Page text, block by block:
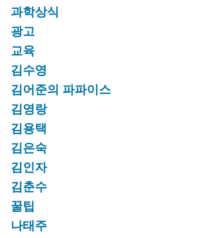
과학상식
광고
교육
김수영
김어준의 파파이스
김영랑
김용택
김은숙
김인자
김춘수
꿀팁
나태주